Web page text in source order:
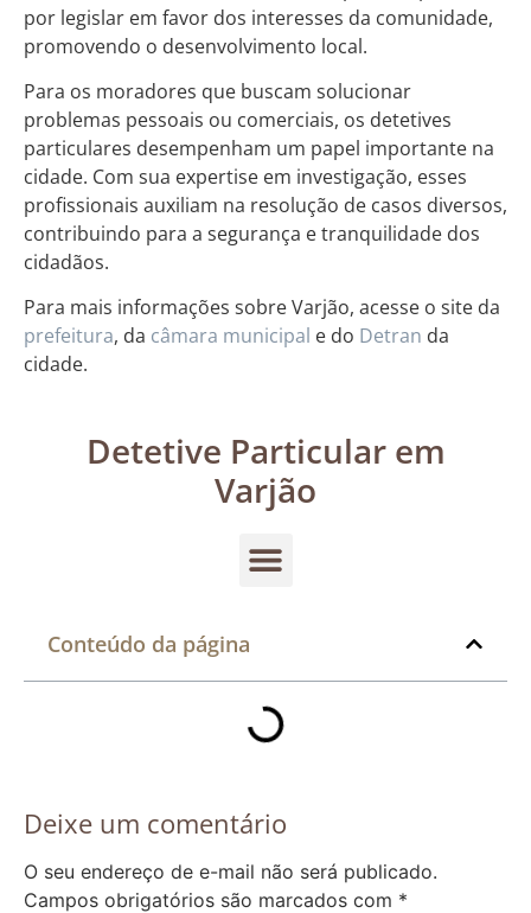
por legislar em favor dos interesses da comunidade,
promovendo o desenvolvimento local.
Para os moradores que buscam solucionar
problemas pessoais ou comerciais, os detetives
particulares desempenham um papel importante na
cidade. Com sua expertise em investigação, esses
profissionais auxiliam na resolução de casos diversos,
contribuindo para a segurança e tranquilidade dos
cidadãos.
Para mais informações sobre Varjão, acesse o site da
prefeitura, da câmara municipal e do Detran da
cidade.
Detetive Particular em
Varjão
Conteúdo da página
Deixe um comentário
O seu endereço de e-mail não será publicado.
Campos obrigatórios são marcados com *